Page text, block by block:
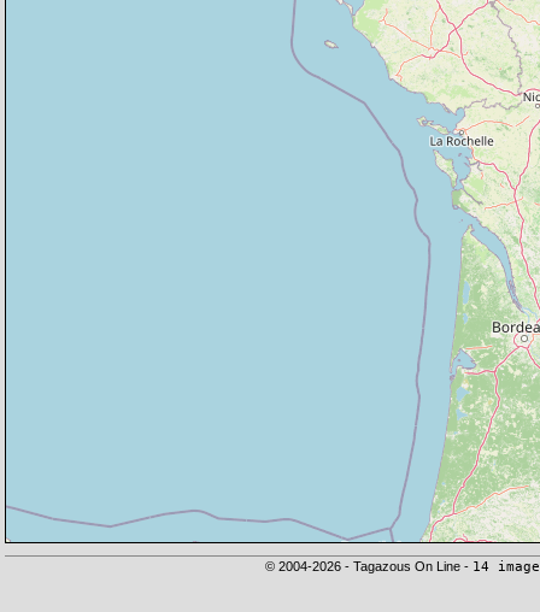
© 2004-2026 - Tagazous On Line - 14